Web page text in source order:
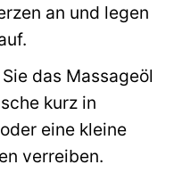
an und legen
das Massageöl
kurz in
eine kleine
verreiben.